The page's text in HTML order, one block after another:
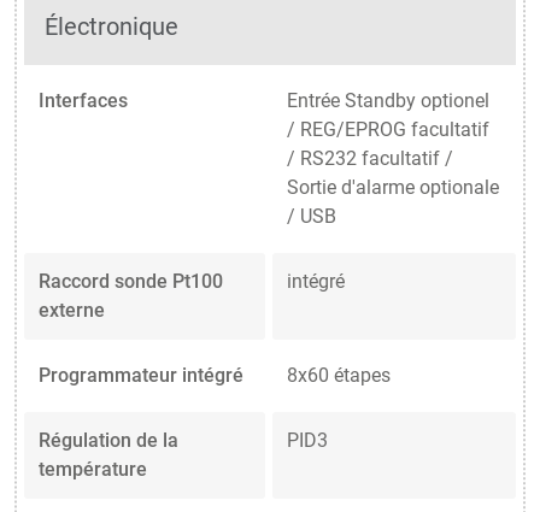
Électronique
Interfaces
Entrée Standby optionel
/ REG/EPROG facultatif
/ RS232 facultatif /
Sortie d'alarme optionale
/ USB
Raccord sonde Pt100
externe
intégré
Programmateur intégré 8x60 étapes
Régulation de la
température
PID3